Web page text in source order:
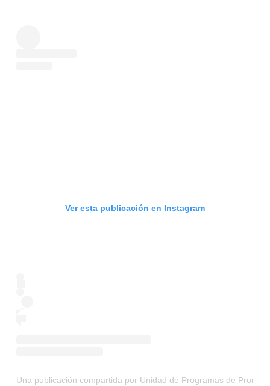
Ver esta publicación en Instagram
Una publicación compartida por Unidad de Programas de